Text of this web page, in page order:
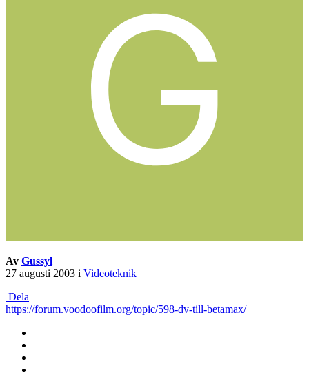
Av Gussyl
27 augusti 2003 i Videoteknik
Dela
https://forum.voodoofilm.org/topic/598-dv-till-betamax/